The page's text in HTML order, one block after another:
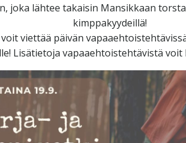
joka lähtee takaisin Mansikkaan
kimppakyydeillä!
viettää päivän
Lisätietoja vapaaehtoistehtävistä voit